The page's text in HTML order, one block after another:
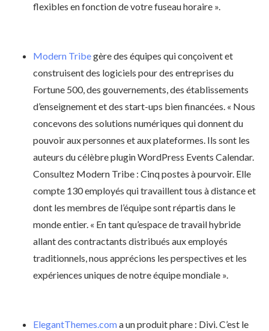
flexibles en fonction de votre fuseau horaire ».
Modern Tribegère des équipes qui conçoivent et
construisent des logiciels pour des entreprises du
Fortune 500, des gouvernements, des établissements
d’enseignement et des start-ups bien financées. « Nous
concevons des solutions numériques qui donnent du
pouvoir aux personnes et aux plateformes. Ils sont les
auteurs du célèbre plugin WordPress Events Calendar.
Consultez Modern Tribe : Cinq postes à pourvoir. Elle
compte 130 employés qui travaillent tous à distance et
dont les membres de l’équipe sont répartis dans le
monde entier. « En tant qu’espace de travail hybride
allant des contractants distribués aux employés
traditionnels, nous apprécions les perspectives et les
expériences uniques de notre équipe mondiale ».
ElegantThemes.coma un produit phare : Divi. C’est le